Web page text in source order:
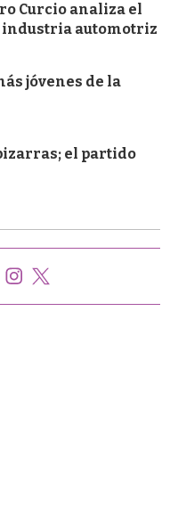
Curcio analiza el
industria automotriz
jóvenes de la
el partido